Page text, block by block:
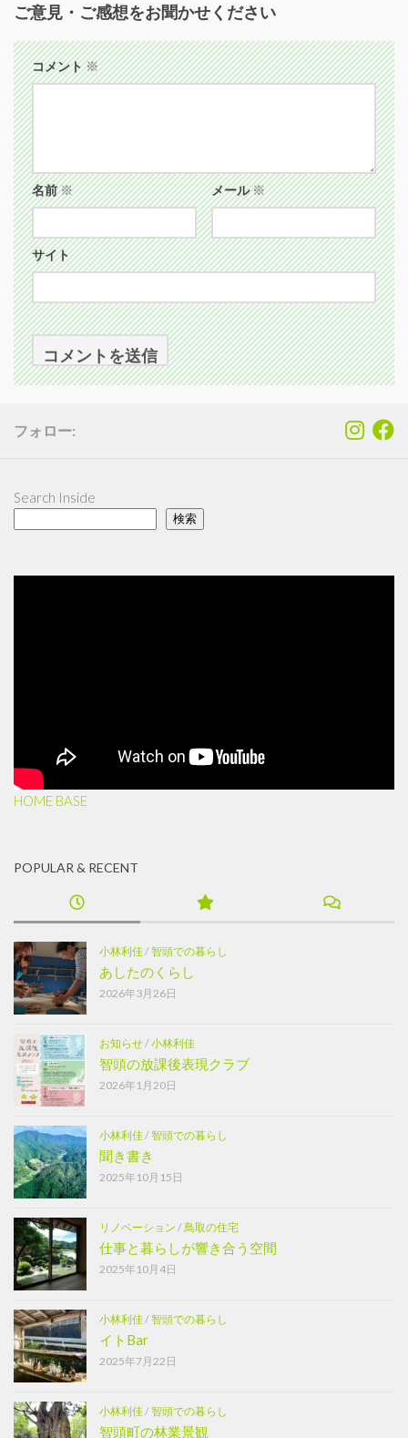
ご意見・ご感想をお聞かせください
コメント※
名前※ メール※
サイト
フォロー:
Search Inside
検索
HOME BASE
POPULAR & RECENT
小林利佳/智頭での暮らし
あしたのくらし
2026年3月26日
お知らせ/小林利佳
智頭の放課後表現クラブ
2026年1月20日
小林利佳/智頭での暮らし
聞き書き
2025年10月15日
リノベーション /鳥取の住宅
仕事と暮らしが響き合う空間
2025年10月4日
小林利佳/智頭での暮らし
イトBar
2025年7月22日
小林利佳/智頭での暮らし
智頭町の林業景観